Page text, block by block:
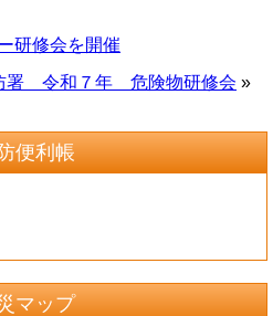
研修会を開催
署 令和７年 危険物研修会 »
便利帳
マップ